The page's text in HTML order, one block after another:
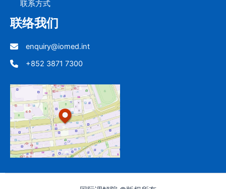
联系方式
联络我们
enquiry@iomed.int
+852 3871 7300